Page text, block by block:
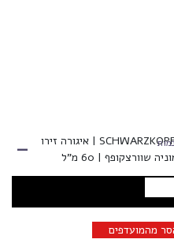
כמות של SCHWARZKOPF IGORA ZERO AMM | איגורה זירו
| 60 מ"ל
-
לסל
מהמועדפים